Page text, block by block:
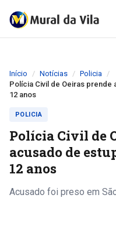
Início Notícias
Policia
Polícia Civil de Oeiras
12 anos
POLICIA
Polícia Civil de
acusado de
12 anos
Acusado foi preso em